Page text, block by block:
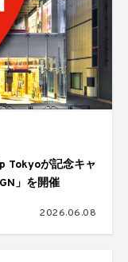
Tokyoが記念キャ
」を開催
2026.06.08